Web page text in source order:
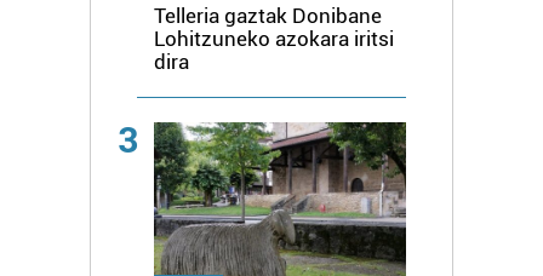
Telleria gaztak Donibane
Lohitzuneko azokara iritsi
dira
3